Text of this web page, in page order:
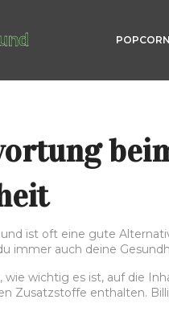
ist oft eine gute
immer auch deine
wie wichtig es ist, auf die
Zusatzstoffe enthalten.